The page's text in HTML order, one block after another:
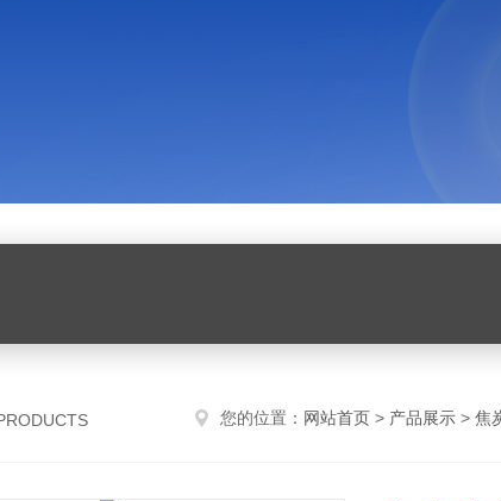
您的位置： 网站首页 > 产品展示 > 焦